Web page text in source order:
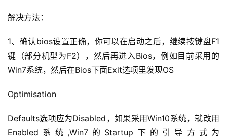
解决方法：
1、确认bios设置正确，你可以在启动之后，继续按键盘F1
键（部分机型为F2），然后再进入Bios，例如目前采用的
Win7系统，然后在Bios下面Exit选项里发现OS
Optimisation
Defaults选项应为Disabled，如果采用Win10系统，就改用
Enabled系统,Win7的Startup下的引导方式为